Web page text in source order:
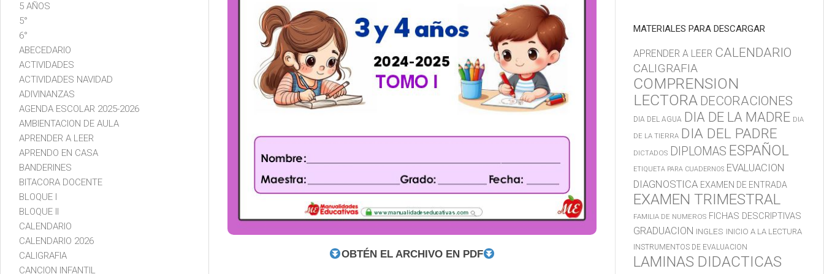
OBTÉN EL ARCHIVO EN PDF
5 AÑOS
5°
6°
ABECEDARIO
ACTIVIDADES
ACTIVIDADES NAVIDAD
ADIVINANZAS
AGENDA ESCOLAR 2025-2026
AMBIENTACION DE AULA
APRENDER A LEER
APRENDO EN CASA
BANDERINES
BITACORA DOCENTE
BLOQUE I
BLOQUE II
CALENDARIO
CALENDARIO 2026
CALIGRAFIA
CANCION INFANTIL
MATERIALES PARA DESCARGAR
APRENDER A LEER CALENDARIO
CALIGRAFIA
COMPRENSION
LECTORA DECORACIONES
DIA DEL AGUA DIA DE LA MADRE DIA
DE LA TIERRA DIA DEL PADRE
DICTADOS DIPLOMAS ESPAÑOL
ETIQUETA PARA CUADERNOS EVALUACION
DIAGNOSTICA EXAMEN DE ENTRADA
EXAMEN TRIMESTRAL
FAMILIA DE NUMEROS FICHAS DESCRIPTIVAS
GRADUACION INGLES INICIO A LA LECTURA
INSTRUMENTOS DE EVALUACION
LAMINAS DIDACTICAS